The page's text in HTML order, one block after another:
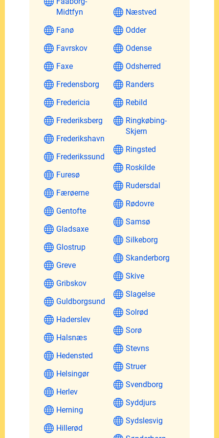
Midtfyn
Fanø
Favrskov
Faxe
Fredensborg
Fredericia
Frederiksberg
Frederikshavn
Frederikssund
Furesø
Færøerne
Gentofte
Gladsaxe
Glostrup
Greve
Gribskov
Guldborgsund
Haderslev
Halsnæs
Hedensted
Helsingør
Herlev
Herning
Hillerød
Næstved
Odder
Odense
Odsherred
Randers
Rebild
Ringkøbing-
Skjern
Ringsted
Roskilde
Rudersdal
Rødovre
Samsø
Silkeborg
Skanderborg
Skive
Slagelse
Solrød
Sorø
Stevns
Struer
Svendborg
Syddjurs
Sydslesvig